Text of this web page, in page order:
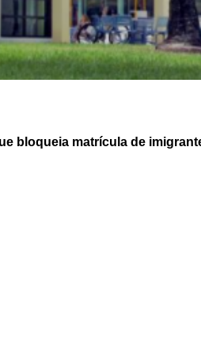
bloqueia matrícula de